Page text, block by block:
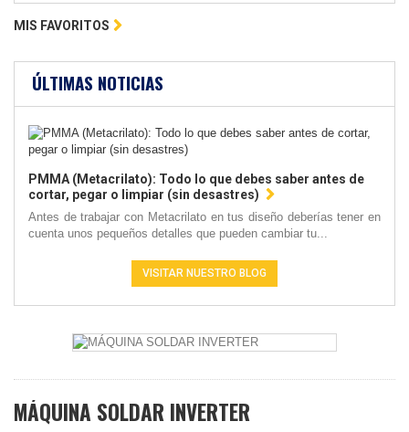
MIS FAVORITOS
ÚLTIMAS NOTICIAS
PMMA (Metacrilato): Todo lo que debes saber antes de
cortar, pegar o limpiar (sin desastres)
Antes de trabajar con Metacrilato en tus diseño deberías tener en
cuenta unos pequeños detalles que pueden cambiar tu...
VISITAR NUESTRO BLOG
MÁQUINA SOLDAR INVERTER